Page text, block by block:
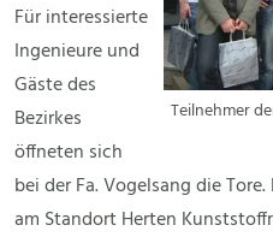
Teilnehmer
Für interessierte
Ingenieure und
Gäste des
Bezirkes
öffneten sich
bei der Fa. Vogelsang die
am Standort Herten